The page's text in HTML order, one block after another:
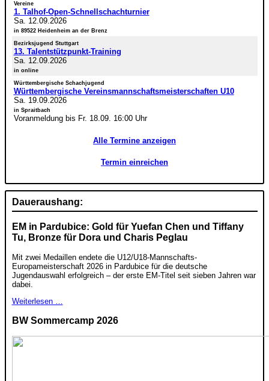
Vereine
1. Talhof-Open-Schnellschachturnier
Sa. 12.09.2026
in 89522 Heidenheim an der Brenz
Bezirksjugend Stuttgart
13. Talentstützpunkt-Training
Sa. 12.09.2026
in online
Württembergische Schachjugend
Württembergische Vereinsmannschaftsmeisterschaften U10
Sa. 19.09.2026
in Spraitbach
Voranmeldung bis Fr. 18.09. 16:00 Uhr
Alle Termine anzeigen
Termin einreichen
Daueraushang:
EM in Pardubice: Gold für Yuefan Chen und Tiffany
Tu, Bronze für Dora und Charis Peglau
Mit zwei Medaillen endete die U12/U18-Mannschafts-
Europameisterschaft 2026 in Pardubice für die deutsche
Jugendauswahl erfolgreich – der erste EM-Titel seit sieben Jahren war
dabei.
Weiterlesen …
BW Sommercamp 2026